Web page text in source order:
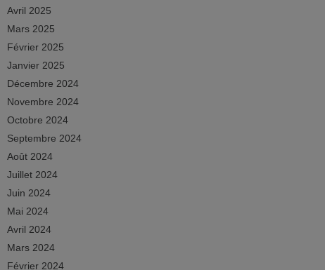
Avril 2025
Mars 2025
Février 2025
Janvier 2025
Décembre 2024
Novembre 2024
Octobre 2024
Septembre 2024
Août 2024
Juillet 2024
Juin 2024
Mai 2024
Avril 2024
Mars 2024
Février 2024